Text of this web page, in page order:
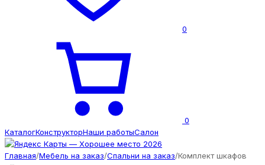
0
0
КаталогКонструкторНаши работыСалон
Главная/Мебель на заказ/Спальни на заказ/Комплект шкафов